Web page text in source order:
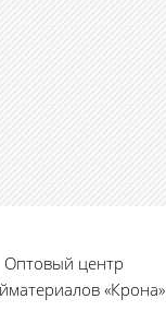
Оптовый центр
«Крона»